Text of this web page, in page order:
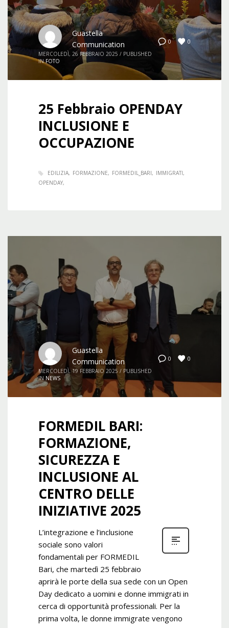
0 0
Guastella
Communication
MERCOLEDÌ, 26 FEBBRAIO 2025 / PUBLISHED
IN FOTO
25 Febbraio OPENDAY
INCLUSIONE E
OCCUPAZIONE
EDILIZIA FORMAZIONE FORMEDIL_BARI
IMMIGRATI
OPENDAY
0 0
Guastella
Communication
MERCOLEDÌ, 19 FEBBRAIO 2025 / PUBLISHED
IN NEWS
FORMEDIL BARI:
FORMAZIONE,
SICUREZZA E
INCLUSIONE AL
CENTRO DELLE
INIZIATIVE 2025
L’integrazione e l’inclusione
sociale sono valori
fondamentali per FORMEDIL
Bari, che martedì 25 febbraio
aprirà le porte della sua sede con un Open
Day dedicato a uomini e donne immigrati in
cerca di opportunità professionali. Per la
prima volta, le donne immigrate vengono